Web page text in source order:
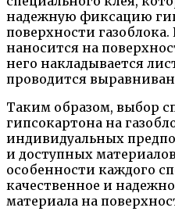
надежную фиксацию
поверхности
наносится на
него накладывается
проводится
Таким образом, выбор
гипсокартона на
индивидуальных
и доступных
особенности каждого
качественное и
материала на